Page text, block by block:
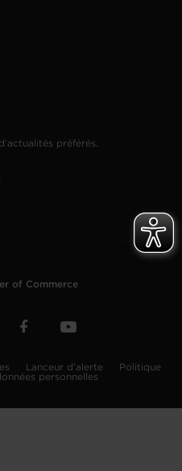
préférés.
of Commerce
Lanceur d'alerte
Politique
personnelles